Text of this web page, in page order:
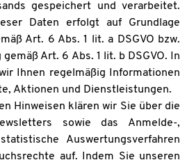
gespeichert und verarbeitet.
Daten erfolgt auf Grundlage
Art. 6 Abs. 1 lit. a DSGVO bzw.
Art. 6 Abs. 1 lit. b DSGVO. In
Ihnen regelmäßig Informationen
Aktionen und Dienstleistungen.
Hinweisen klären wir Sie über die
sowie das Anmelde-,
Auswertungsverfahren
auf. Indem Sie unseren